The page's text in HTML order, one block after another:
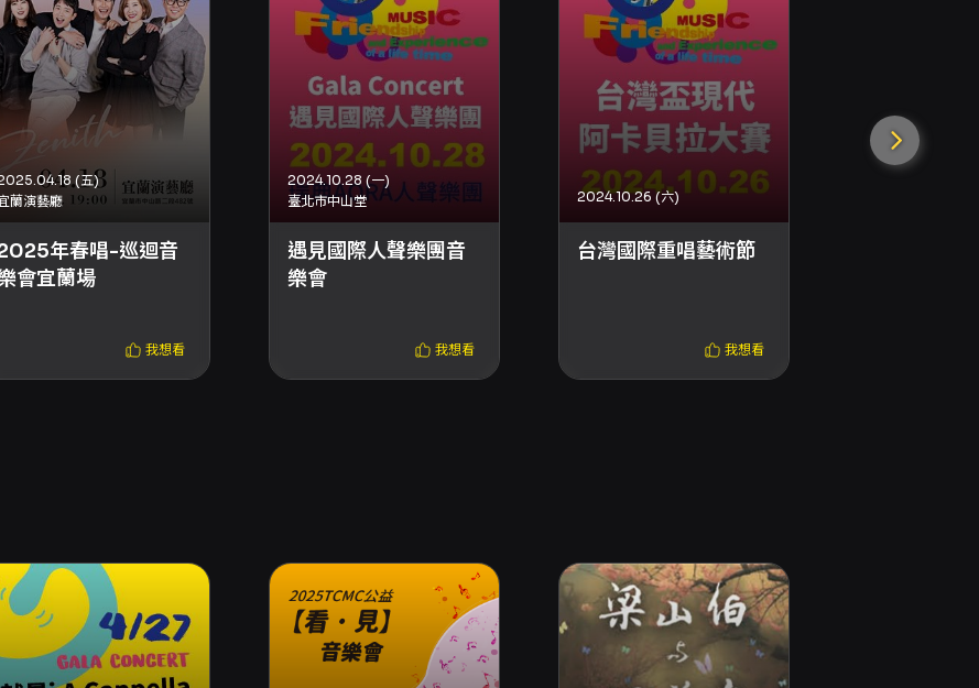
貝拉界獲得無與倫比的聲譽。他們多次受邀至香港、馬來西亞、日本、美國等國的國際音樂節演出，並透過
打造表演藝術的專業性與原創性，此創新在YouTube平台創下超過46萬訂閱者的熱烈反響。經營社群媒體
未來的首要目標，也將為現代阿卡貝拉藝術展開另一新潮流。
場
(五)
蘭演藝廳
年春唱-巡迴音
會宜蘭場
我想看
2024.10.28 (一)
臺北市中山堂
遇見國際人聲樂團音
樂會
我想看
2024.10.26 (六)
台灣國際重唱藝術節
我想看